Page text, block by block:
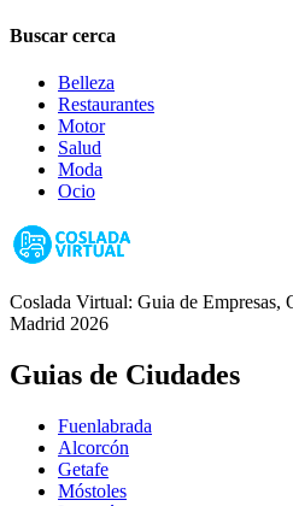
Buscar cerca
Belleza
Restaurantes
Motor
Salud
Moda
Ocio
Coslada Virtual: Guia de Empresas,
Madrid 2026
Guias de Ciudades
Fuenlabrada
Alcorcón
Getafe
Móstoles